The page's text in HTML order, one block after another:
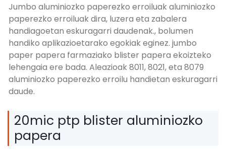
Jumbo aluminiozko paperezko erroiluak aluminiozko
paperezko erroiluak dira, luzera eta zabalera
handiagoetan eskuragarri daudenak., bolumen
handiko aplikazioetarako egokiak eginez. jumbo
paper papera farmaziako blister papera ekoizteko
lehengaia ere bada. Aleazioak 8011, 8021, eta 8079
aluminiozko paperezko erroilu handietan eskuragarri
daude.
20mic ptp blister aluminiozko
papera